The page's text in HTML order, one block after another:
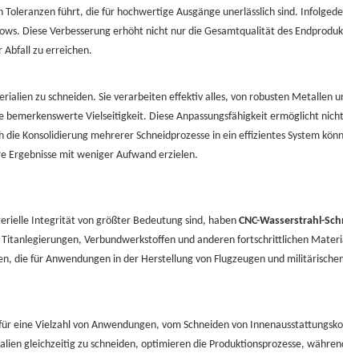
führt, die für hochwertige Ausgänge unerlässlich sind.
Diese Verbesserung erhöht nicht nur die Gesamtqualität des
Abfall zu erreichen.
zu schneiden. Sie verarbeiten effektiv alles, von robusten Metallen
Vielseitigkeit. Diese Anpassungsfähigkeit ermöglicht
Konsolidierung mehrerer Schneidprozesse in ein effizientes System
Ergebnisse mit weniger Aufwand erzielen.
Integrität von größter Bedeutung sind, haben CNC-Wasserstrahl-
Verbundwerkstoffen und anderen fortschrittlichen
für Anwendungen in der Herstellung von Flugzeugen und
eine Vielzahl von Anwendungen, vom Schneiden von
gleichzeitig zu schneiden, optimieren die Produktionsprozesse,